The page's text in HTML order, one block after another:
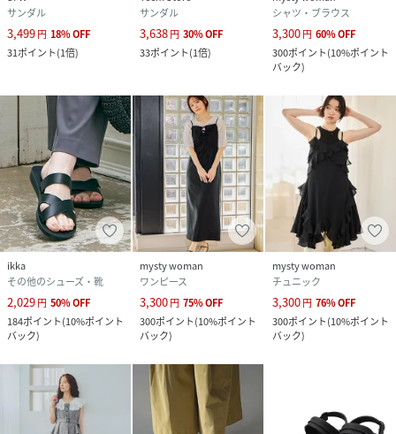
サンダル
3,499円 18%OFF
31ポイント(1倍)
サンダル
3,638円 30%OFF
33ポイント(1倍)
シャツ・ブラウス
3,300円 60%OFF
300ポイント(10%ポイント
バック)
ikka
その他のシューズ・靴
2,029円 50%OFF
184ポイント(10%ポイント
バック)
mysty woman
ワンピース
3,300円 75%OFF
300ポイント(10%ポイント
バック)
mysty woman
チュニック
3,300円 76%OFF
300ポイント(10%ポイント
バック)